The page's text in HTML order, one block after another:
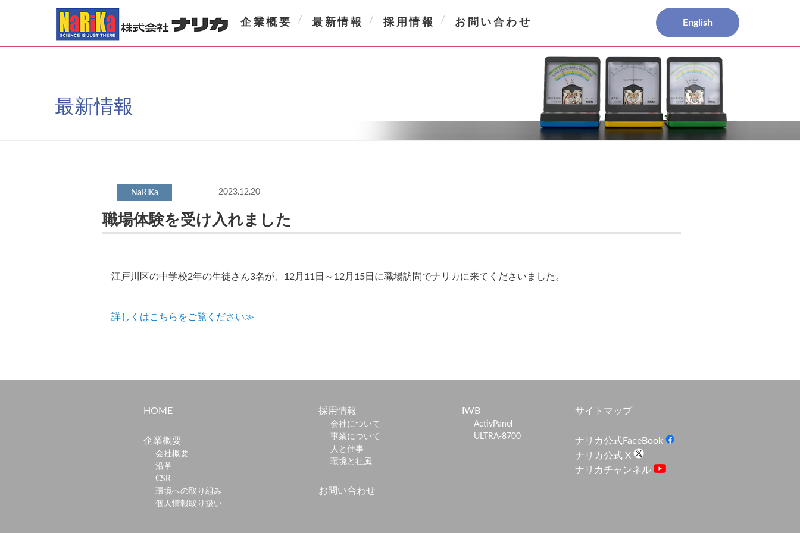
企業概要 最新情報 採用情報 お問い合わせ English
最新情報
2023.12.20
職場体験を受け入れました
江戸川区の中学校2年の生徒さん3名が、12月11日～12月15日に職場訪問でナリカに来てくださいました。
詳しくはこちらをご覧ください≫
HOME
企業概要
会社概要
沿革
CSR
環境への取り組み
個人情報取り扱い
採用情報
会社について
事業について
人と仕事
環境と社風
お問い合わせ
IWB
ActivPanel
ULTRA-8700
サイトマップ
ナリカ公式FaceBook
ナリカ公式 X
ナリカチャンネル